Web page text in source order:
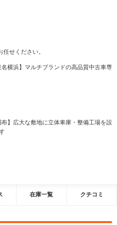
せください。
名横浜】マルチブランドの高品質中古車専
布】広大な敷地に立体車庫・整備工場を設
在庫一覧 クチコミ